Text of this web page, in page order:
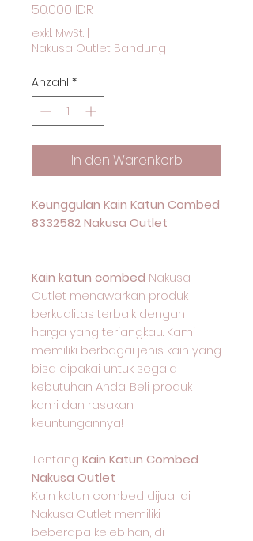
50.000 IDR
exkl. MwSt.
Nakusa Outlet Bandung
Anzahl *
In den Warenkorb
Keunggulan Kain Katun Combed
8332582 Nakusa Outlet
Kain katun combed Nakusa
Outlet menawarkan produk
berkualitas terbaik dengan
harga yang terjangkau. Kami
memiliki berbagai jenis kain yang
bisa dipakai untuk segala
kebutuhan Anda. Beli produk
kami dan rasakan
keuntungannya!
Tentang Kain Katun Combed
Nakusa Outlet
Kain katun combed dijual di
Nakusa Outlet memiliki
beberapa kelebihan, di